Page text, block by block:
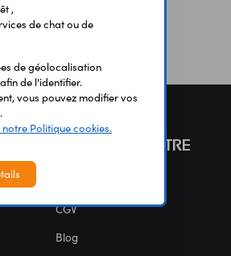
NOUS CONNAÎTRE
CGV
Blog
,
de chat ou de
de géolocalisation
de l'identifier.
vous pouvez modifier vos
Politique cookies.